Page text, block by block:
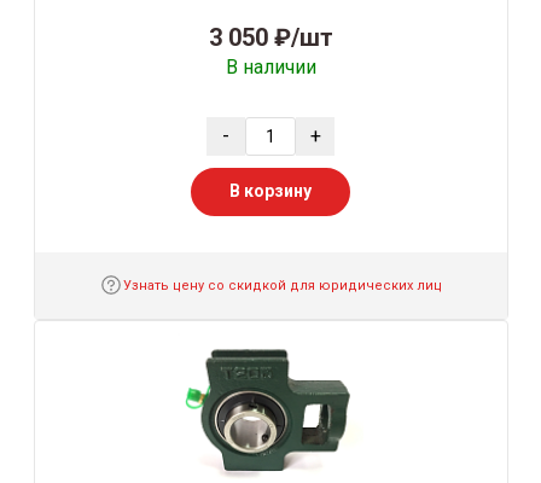
3 050 ₽/шт
В наличии
- +
В корзину
Узнать цену со скидкой для юридических лиц